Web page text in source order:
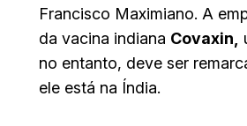
Francisco Maximiano. A
da vacina indiana Covaxin,
no entanto, deve ser
ele está na Índia.